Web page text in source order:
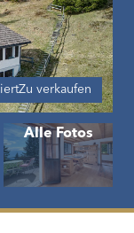
Zu verkaufen